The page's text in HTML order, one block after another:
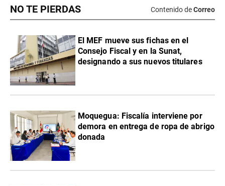
NO TE PIERDAS Contenido deCorreo
El MEF mueve sus fichas en el
Consejo Fiscal y en la Sunat,
designando a sus nuevos titulares
Moquegua: Fiscalía interviene por
demora en entrega de ropa de abrigo
donada